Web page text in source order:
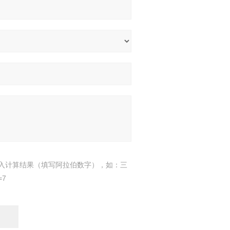
计算结果（填写阿拉伯数字），如：三